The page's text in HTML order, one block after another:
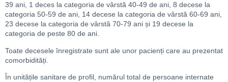
39 ani, 1 deces la categoria de vârstă 40-49 de ani, 8 decese la
categoria 50-59 de ani, 14 decese la categoria de vârstă 60-69 ani,
23 decese la categoria de vârstă 70-79 ani și 19 decese la
categoria de peste 80 de ani.
Toate decesele înregistrate sunt ale unor pacienți care au prezentat
comorbidități.
În unitățile sanitare de profil, numărul total de persoane internate